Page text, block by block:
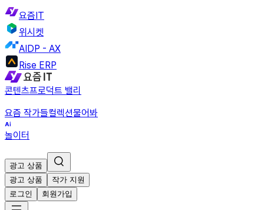
요즘IT
위시켓
AIDP - AX
Rise ERP
콘텐츠프로덕트 밸리
요즘 작가들컬렉션물어봐
놀이터
광고 상품
광고 상품
작가 지원
로그인
회원가입